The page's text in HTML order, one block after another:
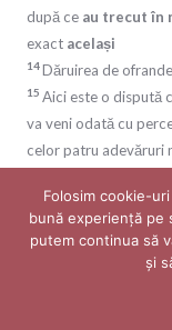
după ce au trecut în
exact același
14Dăruirea de
15 Aici este o dispută
va veni odată cu
celor patru adevăruri
16
despre moralitate;
scrierile de
să reprezinte cele
Acestea sunt
tradiției budiste,
Folosim cookie-
bună experiență pe
putem continua să
și